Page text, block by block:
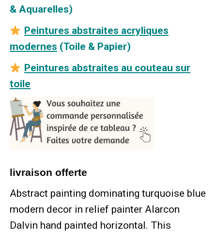
& Aquarelles)
Peintures abstraites acryliques
modernes (Toile & Papier)
Peintures abstraites au couteau sur
toile
livraison offerte
Abstract painting dominating turquoise blue
modern decor in relief painter Alarcon
Dalvin hand painted horizontal. This